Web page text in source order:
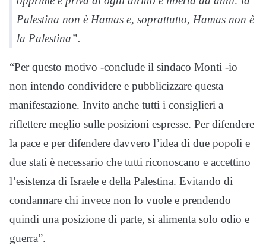
Palestina non è Hamas e, soprattutto, Hamas non è
la Palestina”.
“Per questo motivo -conclude il sindaco Monti -io
non intendo condividere e pubblicizzare questa
manifestazione. Invito anche tutti i consiglieri a
riflettere meglio sulle posizioni espresse. Per difendere
la pace e per difendere davvero l’idea di due popoli e
due stati è necessario che tutti riconoscano e accettino
l’esistenza di Israele e della Palestina. Evitando di
condannare chi invece non lo vuole e prendendo
quindi una posizione di parte, si alimenta solo odio e
guerra”.